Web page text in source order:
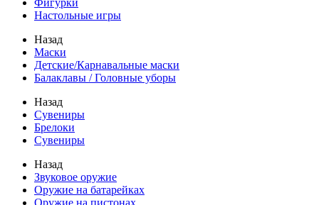
Фигурки
Настольные игры
Назад
Маски
Детские/Карнавальные маски
Балаклавы / Головные уборы
Назад
Сувениры
Брелоки
Сувениры
Назад
Звуковое оружие
Оружие на батарейках
Оружие на пистонах